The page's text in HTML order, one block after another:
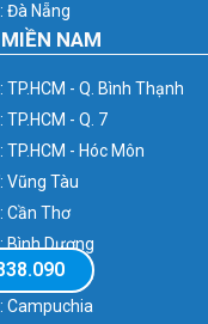
Đà Nẵng
NAM
- Q. Bình Thạnh
- Q. 7
- Hóc Môn
Vũng Tàu
Cần Thơ
Dương
Bình Phước
Campuchia